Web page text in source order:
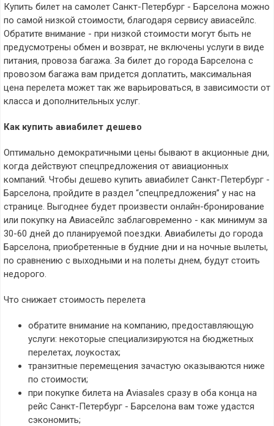
Купить билет на самолет Санкт-Петербург - Барселона можно
по самой низкой стоимости, благодаря сервису авиасейлс.
Обратите внимание - при низкой стоимости могут быть не
предусмотрены обмен и возврат, не включены услуги в виде
питания, провоза багажа. За билет до города Барселона с
провозом багажа вам придется доплатить, максимальная
цена перелета может так же варьироваться, в зависимости от
класса и дополнительных услуг.
Как купить авиабилет дешево
Оптимально демократичными цены бывают в акционные дни,
когда действуют спецпредложения от авиационных
компаний. Чтобы дешево купить авиабилет Санкт-Петербург -
Барселона, пройдите в раздел “спецпредложения” у нас на
странице. Выгоднее будет произвести онлайн-бронирование
или покупку на Авиасейлс заблаговременно - как минимум за
30-60 дней до планируемой поездки. Авиабилеты до города
Барселона, приобретенные в будние дни и на ночные вылеты,
по сравнению с выходными и на полеты днем, будут стоить
недорого.
Что снижает стоимость перелета
обратите внимание на компанию, предоставляющую
услуги: некоторые специализируются на бюджетных
перелетах, лоукостах;
транзитные перемещения зачастую оказываются ниже
по стоимости;
при покупке билета на Aviasales сразу в оба конца на
рейс Санкт-Петербург - Барселона вам тоже удастся
сэкономить;